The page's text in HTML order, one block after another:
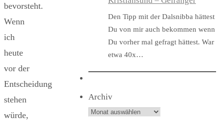
bevorsteht.
Wenn
ich
heute
vor der
Entscheidung
stehen
würde,
Den Tipp mit der Dalsnibba hättest
Du von mir auch bekommen wenn
Du vorher mal gefragt hättest. War
etwa 40x…
Archiv